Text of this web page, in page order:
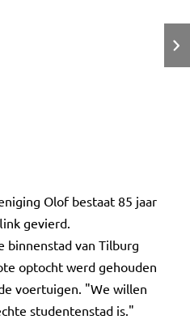
Olof bestaat 85 jaar
gevierd.
binnenstad van Tilburg
optocht werd gehouden
voertuigen. "We willen
studentenstad is."